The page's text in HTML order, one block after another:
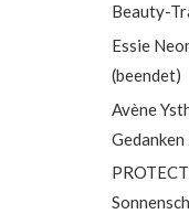
Beauty-
Essie
(beendet)
Avène
Gedanken